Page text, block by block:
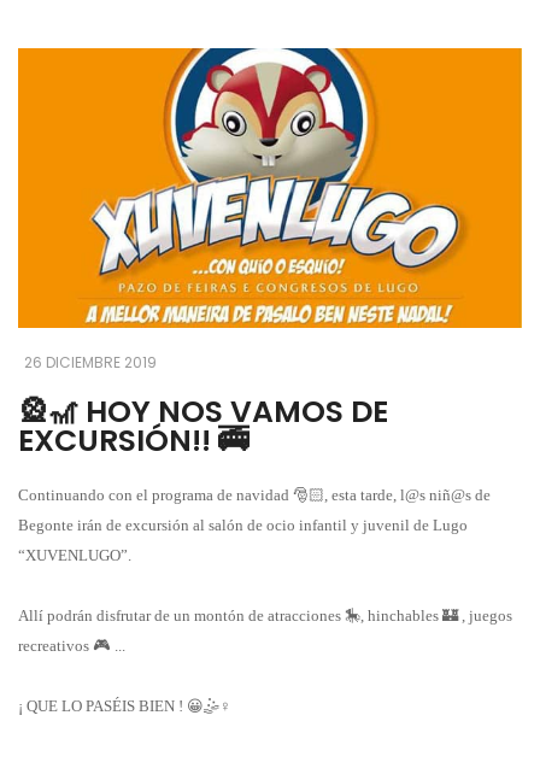
26 DICIEMBRE 2019
🎡🎢 HOY NOS VAMOS DE
EXCURSIÓN!! 🚎
Continuando con el programa de navidad 🎅🏻 , esta tarde, l@s niñ@s de
Begonte irán de excursión al salón de ocio infantil y juvenil de Lugo
“XUVENLUGO”.
Allí podrán disfrutar de un montón de atracciones 🎠 , hinchables 🏰, juegos
recreativos 🎮
¡ QUE LO PASÉIS BIEN ! 😀🤹 ‍♀